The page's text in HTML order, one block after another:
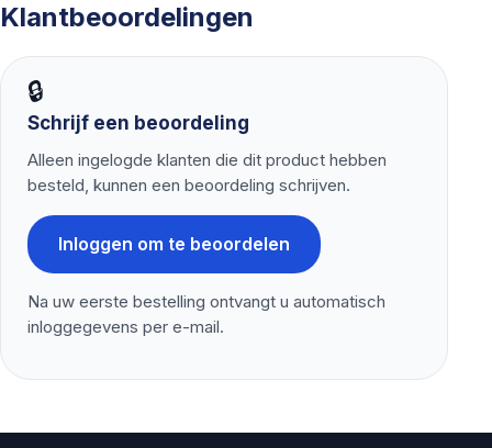
Klantbeoordelingen
🔒
Schrijf een beoordeling
Alleen ingelogde klanten die dit product hebben
besteld, kunnen een beoordeling schrijven.
Inloggen om te beoordelen
Na uw eerste bestelling ontvangt u automatisch
inloggegevens per e-mail.